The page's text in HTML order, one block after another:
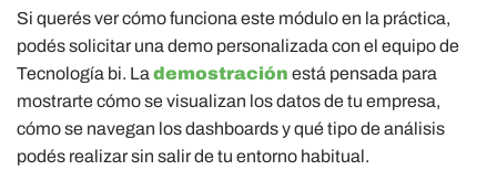
Si querés ver cómo funciona este módulo en la práctica,
podés solicitar una demo personalizada con el equipo de
Tecnología bi. La demostración está pensada para
mostrarte cómo se visualizan los datos de tu empresa,
cómo se navegan los dashboards y qué tipo de análisis
podés realizar sin salir de tu entorno habitual.